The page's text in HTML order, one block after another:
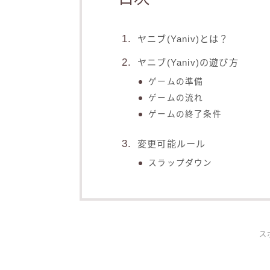
ヤニブ(Yaniv)とは？
ヤニブ(Yaniv)の遊び方
ゲームの準備
ゲームの流れ
ゲームの終了条件
変更可能ルール
スラップダウン
ス